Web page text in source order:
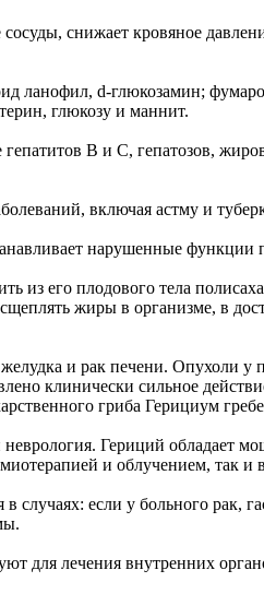
снижает кровяное
ланофил, d-глюкозамин;
глюкозу и маннит.
В и С, гепатозов,
включая астму и
нарушенные
его плодового тела
жиры в организме, в
и рак печени. Опухоли у
клинически сильное
гриба Герициум
Гериций обладает
и облучением, так
если у больного рак,
для лечения внутренних